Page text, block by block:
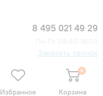
8 495 021 49 29
Заказать звонок
Избранное
0
Корзина